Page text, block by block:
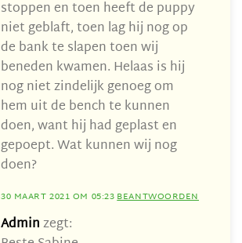
stoppen en toen heeft de puppy
niet geblaft, toen lag hij nog op
de bank te slapen toen wij
beneden kwamen. Helaas is hij
nog niet zindelijk genoeg om
hem uit de bench te kunnen
doen, want hij had geplast en
gepoept. Wat kunnen wij nog
doen?
30 MAART 2021 OM 05:23BEANTWOORDEN
Adminzegt: